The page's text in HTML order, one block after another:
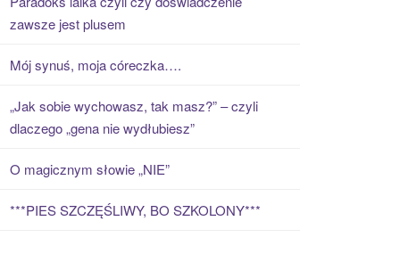
zawsze jest plusem
Mój synuś, moja córeczka….
„Jak sobie wychowasz, tak masz?” – czyli
dlaczego „gena nie wydłubiesz”
O magicznym słowie „NIE”
***PIES SZCZĘŚLIWY, BO SZKOLONY***